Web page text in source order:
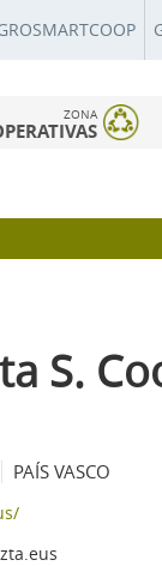
ZONA
S.
PAÍS VASCO